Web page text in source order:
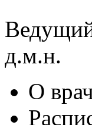
д.м.н.
О